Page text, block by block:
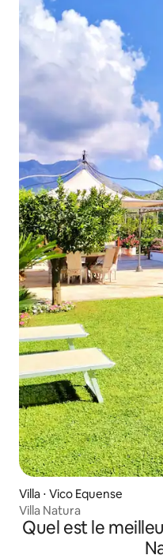
Villa ⋅ Vico Equense
Villa Natura
Quel est le